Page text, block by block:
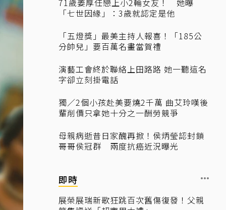
71歲姜厚任戀上小2輪女友！ 她曝
「七世因緣」：3歲就認定是他
「五燈獎」最美主持人報喜！「185公
分帥兒」要百萬名畫當賀禮
演藝工會終於聯絡上田路路 她一聽這名
字卻立刻掛電話
獨／2個小孩赴美要燒2千萬 曲艾玲嘆後
輩削價只拿她十分之一酬勞競爭
母親病逝昔日家醜再掀！侯炳瑩認封鎖
哥哥侯冠群 兩度抗癌近況曝光
即時
展榮展瑞新歌狂跳百次舊傷復發！父親